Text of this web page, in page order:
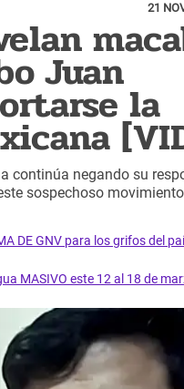
21
Juan
la
continúa negando su
sospechoso
DE GNV para los grifos del
MASIVO este 12 al 18 de